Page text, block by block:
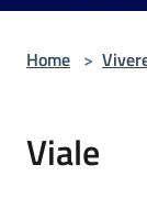
Home >
Viale